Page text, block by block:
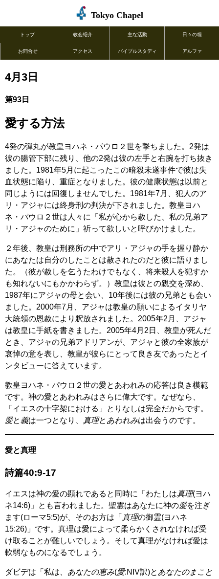
Tokyo Chapel
トップ 教会紹介 主な活動 日々の糧
お問合せ アクセス バイブルスタディ アルファ
4月3日
第93日
愛する方法
4発の弾丸が教皇ヨハネ・パウロ２世を撃ちました。2発は
彼の腸管下部に残り、他の2発は彼の左手と右腕を打ち抜き
ました。1981年5月に起こったこの暗殺未遂事件で彼は失
血状態に陥り、重症となりました。彼の健康状態は以前と
同じようには回復しませんでした。1981年7月、犯人のア
リ・アジャには終身刑の判決が下されました。教皇ヨハ
ネ・パウロ２世は人々に「私が心から赦した、私の兄弟ア
リ・アジャのために」祈って欲しいと呼びかけました。
２年後、教皇は刑務所の中でアリ・アジャの手を握り静か
にあなたは自分のしたことは赦されたのだと彼に語りまし
た。（彼が赦しを乞うたわけでもなく、将来殺人を犯すか
も知れないにもかかわらず。）教皇は彼との親交を深め、
1987年にアジャの母と会い、10年後には彼の兄弟とも会い
ました。2000年7月、アジャは教皇の願いによるイタリヤ
大統領の恩赦により釈放されました。2005年2月、アジャ
は教皇に手紙を書きました。2005年4月2日、教皇が死んだ
とき、アジャの兄弟アドリアンが、アジャと彼の全家族が
哀悼の意を表し、教皇が彼らにとって良き友であったとイ
ンタビューに答えています。
教皇ヨハネ・パウロ２世の愛とあわれみの応答は良き模範
です。神の愛とあわれみはさらに偉大です。なぜなら、
「イエスの十字架における」とりなしは完全だからです。
愛と義は一つとなり、 真理と あわれみは出会うのです。
愛と真理
詩篇40:9-17
イエスは神の愛の顕れであると同時に「わたしは真理(ヨハ
ネ14:6)」とも言われました。聖霊はあなたに神の愛を注ぎ
ます(ローマ5:5)が、そのお方は「 真理の御霊(ヨハネ
15:26)」です。真理は愛によって柔らかくされなければ受
け取ることが難しいでしょう。そして真理がなければ愛は
軟弱なものになるでしょう。
ダビデは「私は、 あなたの恵み(愛:NIV訳)と あなたのまこと